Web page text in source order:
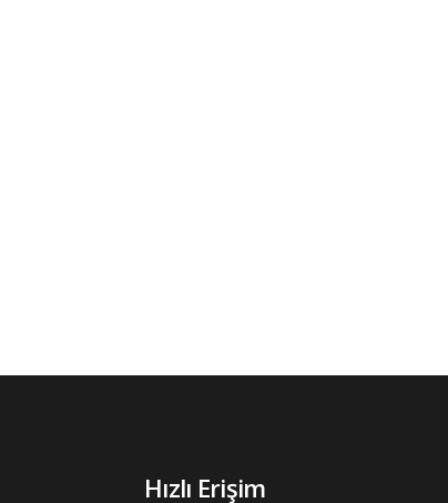
Hızlı Erişim